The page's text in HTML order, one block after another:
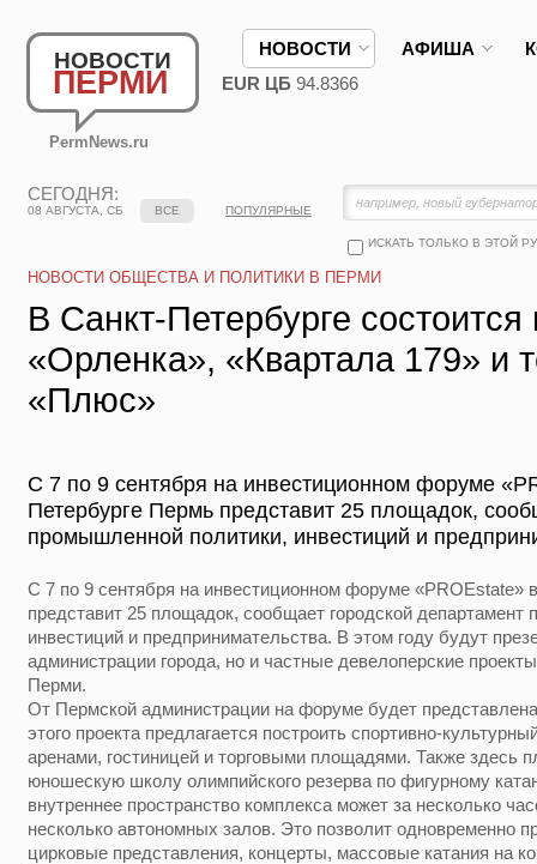
НОВОСТИ
ПЕРМИ
PermNews.ru
НОВОСТИ АФИША
EUR ЦБ 94.8366
СЕГОДНЯ:
08 АВГУСТА, СБ
ИСКАТЬ ТОЛЬКО В ЭТОЙ
ВСЕ ПОПУЛЯРНЫЕ
НОВОСТИ ОБЩЕСТВА И ПОЛИТИКИ В ПЕРМИ
В Санкт-Петербурге состоится
«Орленка», «Квартала 179» и
«Плюс»
С 7 по 9 сентября на инвестиционном форуме
Петербурге Пермь представит 25 площадок,
промышленной политики, инвестиций и
С 7 по 9 сентября на инвестиционном форуме «PROEstate»
представит 25 площадок, сообщает городской
инвестиций и предпринимательства. В этом году будут
администрации города, но и частные девелоперские
Перми.
От Пермской администрации на форуме будет
этого проекта предлагается построить спортивно-
аренами, гостиницей и торговыми площадями. Также здесь
юношескую школу олимпийского резерва по фигурному
внутреннее пространство комплекса может за несколько
несколько автономных залов. Это позволит одновременно
цирковые представления, концерты, массовые катания на